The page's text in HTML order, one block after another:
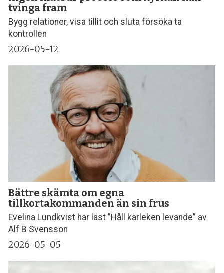
tvinga fram
Bygg relationer, visa tillit och sluta försöka ta
kontrollen
2026-05-12
Bättre skämta om egna
tillkortakommanden än sin frus
Evelina Lundkvist har läst ”Håll kärleken levande” av
Alf B Svensson
2026-05-05